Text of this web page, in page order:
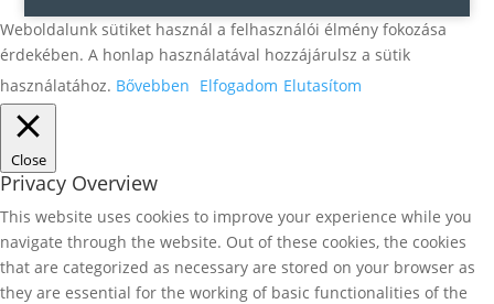
Weboldalunk sütiket használ a felhasználói élmény fokozása
érdekében. A honlap használatával hozzájárulsz a sütik
használatához. Bővebben Elfogadom Elutasítom
Close
Privacy Overview
This website uses cookies to improve your experience while you
navigate through the website. Out of these cookies, the cookies
that are categorized as necessary are stored on your browser as
they are essential for the working of basic functionalities of the